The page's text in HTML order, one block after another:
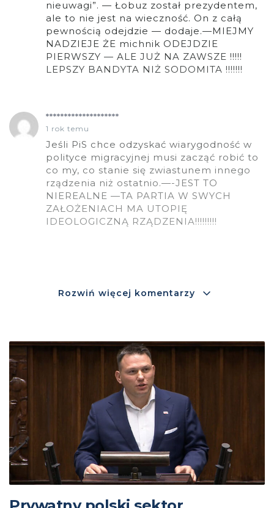
nieuwagi”. — Łobuz został prezydentem,
ale to nie jest na wieczność. On z całą
pewnością odejdzie — dodaje.—MIEJMY
NADZIEJE ŻE michnik ODEJDZIE
PIERWSZY — ALE JUŻ NA ZAWSZE !!!!!
LEPSZY BANDYTA NIŻ SODOMITA !!!!!!!
********************
1 rok temu
Jeśli PiS chce odzyskać wiarygodność w
polityce migracyjnej musi zacząć robić to
co my, co stanie się zwiastunem innego
rządzenia niż ostatnio.—-JEST TO
NIEREALNE —TA PARTIA W SWYCH
ZAŁOŻENIACH MA UTOPIĘ
IDEOLOGICZNĄ RZĄDZENIA!!!!!!!!!
Rozwiń więcej komentarzy